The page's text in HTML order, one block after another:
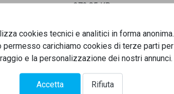
372.85 KB
Powered by jDownloads
cookies tecnici e analitici in forma anonima.
permesso carichiamo cookies di terze parti per
e la personalizzazione dei nostri annunci.
Accetta Rifiuta